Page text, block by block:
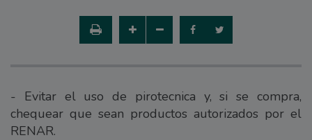
- Evitar el uso de pirotecnica y, si se compra,
chequear que sean productos autorizados por el
RENAR.